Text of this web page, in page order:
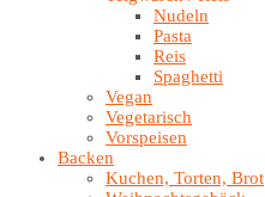
Nudeln
Pasta
Reis
Spaghetti
Vegan
Vegetarisch
Vorspeisen
Backen
Kuchen, Torten, Brot